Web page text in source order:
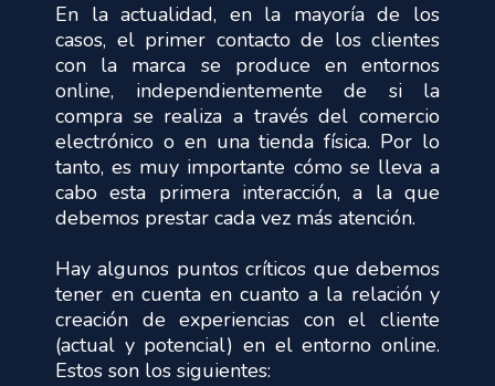
En la actualidad, en la mayoría de los
casos, el primer contacto de los clientes
con la marca se produce en entornos
online, independientemente de si la
compra se realiza a través del comercio
electrónico o en una tienda física. Por lo
tanto, es muy importante cómo se lleva a
cabo esta primera interacción, a la que
debemos prestar cada vez más atención.
Hay algunos puntos críticos que debemos
tener en cuenta en cuanto a la relación y
creación de experiencias con el cliente
(actual y potencial) en el entorno online.
Estos son los siguientes: